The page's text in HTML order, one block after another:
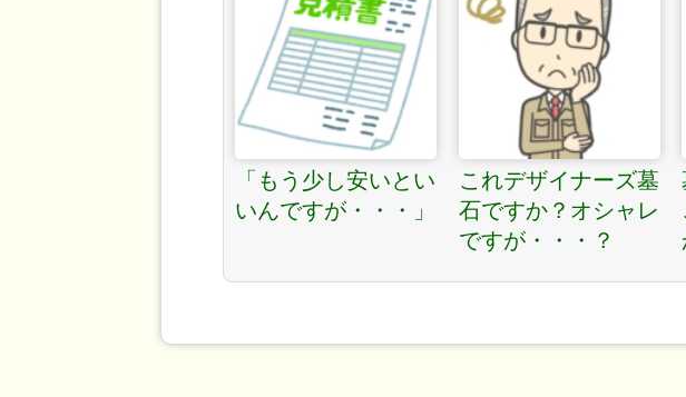
「もう少し安いとい
いんですが・・・」
これデザイナーズ墓
石ですか？オシャレ
ですが・・・？